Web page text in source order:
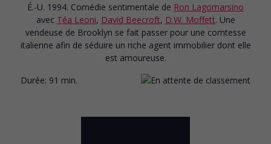
É.-U. 1994. Comédie sentimentale de Ron Lagomarsino
avec Téa Leoni, David Beecroft, D.W. Moffett. Une
vendeuse de Brooklyn se fait passer pour une comtesse
italienne afin de séduire un riche agent immobilier dont elle
est amoureuse.
Durée: 91 min.